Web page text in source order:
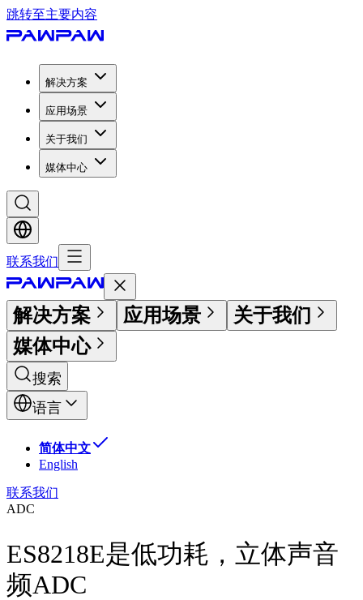
跳转至主要内容
解决方案
应用场景
关于我们
媒体中心
联系我们
解决方案 应用场景
关于我们
媒体中心
搜索
语言
简体中文
English
联系我们
ADC
ES8218E是低功耗，立体声音
频ADC